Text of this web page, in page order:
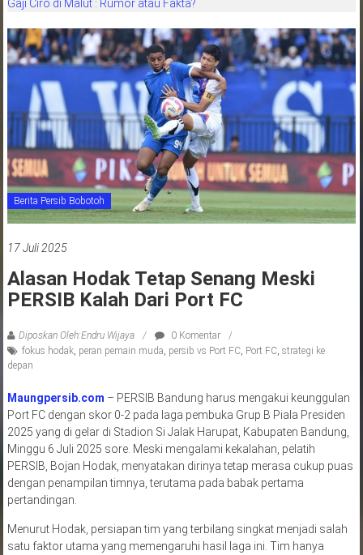
bandung
jawa
indonesia
Gaji Ciro di Malut : Rumor atau Fakta?
Berita Persib Bobotoh
17 Juli 2025
Alasan Hodak Tetap Senang Meski
PERSIB Kalah Dari Port FC
Diposkan Oleh:Endru Wijaya
0 Komentar
fokus hodak, peran pemain muda persib vs Port FC, Port FC, strategi ke
depan
Maungpersib.com – PERSIB Bandung harus mengakui keunggulan
Port FC dengan skor 0-2 pada laga pembuka Grup B Piala Presiden
2025 yang di gelar di Stadion Si Jalak Harupat, Kabupaten Bandung,
Minggu 6 Juli 2025 sore. Meski mengalami kekalahan, pelatih
PERSIB, Bojan Hodak, menyatakan dirinya tetap merasa cukup puas
dengan penampilan timnya, terutama pada babak pertama
pertandingan.
Menurut Hodak, persiapan tim yang terbilang singkat menjadi salah
satu faktor utama yang memengaruhi hasil laga ini. Tim hanya